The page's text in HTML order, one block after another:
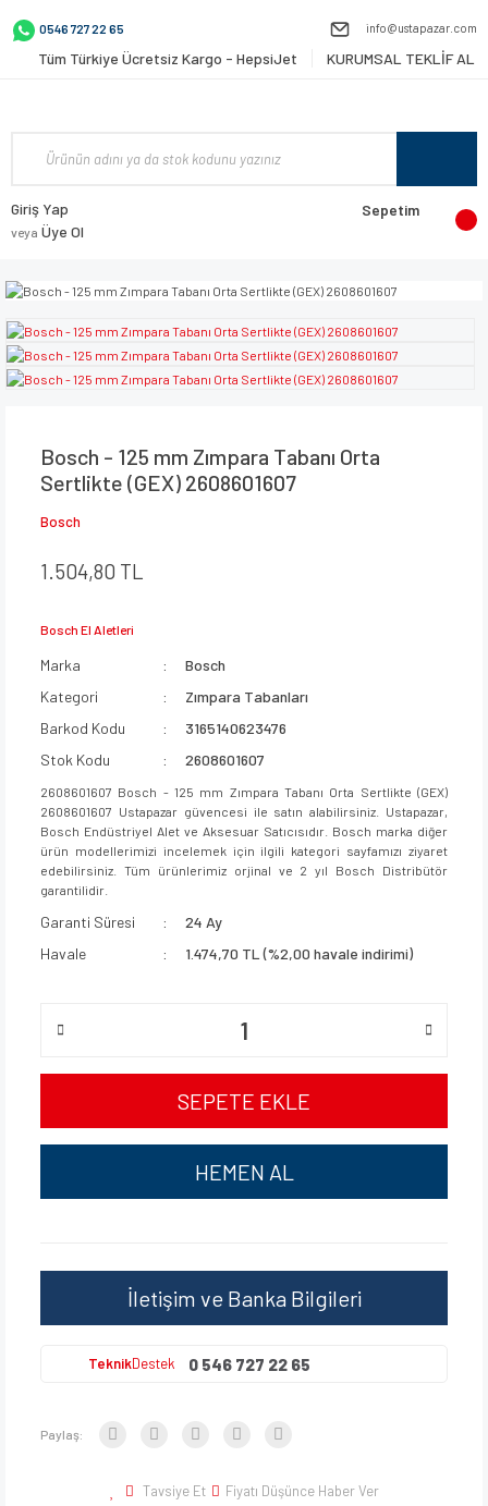
0546 727 22 65 info@ustapazar.com
Tüm Türkiye Ücretsiz Kargo - HepsiJet KURUMSAL TEKLİF AL
Giriş Yap
veya Üye Ol
Sepetim
Bosch - 125 mm Zımpara Tabanı Orta
Sertlikte (GEX) 2608601607
Bosch
1.504,80 TL
Bosch El Aletleri
Marka
Bosch
Kategori
Zımpara Tabanları
Barkod Kodu
3165140623476
Stok Kodu
2608601607
2608601607 Bosch - 125 mm Zımpara Tabanı Orta Sertlikte (GEX)
2608601607 Ustapazar güvencesi ile satın alabilirsiniz. Ustapazar,
Bosch Endüstriyel Alet ve Aksesuar Satıcısıdır. Bosch marka diğer
ürün modellerimizi incelemek için ilgili kategori sayfamızı ziyaret
edebilirsiniz. Tüm ürünlerimiz orjinal ve 2 yıl Bosch Distribütör
garantilidir.
Garanti Süresi
24 Ay
Havale
1.474,70 TL (%2,00 havale indirimi)
SEPETE EKLE
HEMEN AL
İletişim ve Banka Bilgileri
TeknikDestek 0 546 727 22 65
Paylaş:
Tavsiye Et Fiyatı Düşünce Haber Ver